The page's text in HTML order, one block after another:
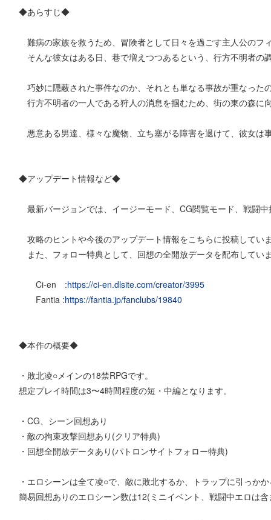
◆あらすじ◆
難病の家族を救うため、冒険者として日々を過ごす主人公のフ
そんな彼女はある日、巷で増えつつあるという、行方不明者の
巧妙に隠蔽された事件なのか、それとも単なる事故が重なった
行方不明者の一人である狩人の消息を掴むため、街の東の森
悪意ある男達、様々な魔物、立ち塞がる障害を退けて、彼女は
◆アップデート情報など◆
最新バージョンでは、イージーモード、CG閲覧モード、戦闘
攻略のヒントや今後のアップデート情報をこちらに投稿してい
また、フォロー特典として、回想の全開放データを配布してい
Ci-en :https://ci-en.dlsite.com/creator/3995
Fantia :https://fantia.jp/fanclubs/19840
◆本作の概要◆
・敗北凌○メインの18禁RPGです。
想定プレイ時間は3〜4時間程度の短・中編となります。
・CG、シーン回想あり
・敵の拘束攻撃回想あり(クリア特典)
・回想全開放データあり(パトロンサイトフォロー特典)
・エロシーンは全て凌○で、敵に敗北するか、トラップに引っか
簡易回想ありのエロシーン数は12(ミニイベント、戦闘中エロは